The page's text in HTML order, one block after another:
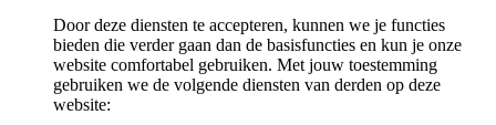
Door deze diensten te accepteren, kunnen we je functies
bieden die verder gaan dan de basisfuncties en kun je onze
website comfortabel gebruiken. Met jouw toestemming
gebruiken we de volgende diensten van derden op deze
website: